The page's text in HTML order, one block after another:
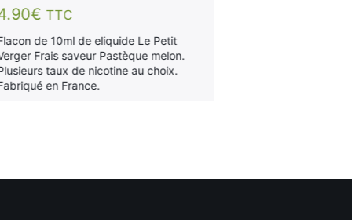
€ TTC
de 10ml de eliquide Le Petit
Frais saveur Pastèque melon.
taux de nicotine au choix.
en France.